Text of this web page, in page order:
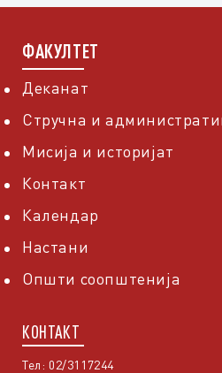
ФАКУЛТЕТ
Деканат
Стручна и
Мисија и историјат
Контакт
Календар
Настани
Општи соопштенија
КОНТАКТ
Тел: 02/3117244